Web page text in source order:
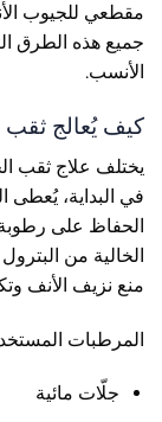
مقطعي للجيوب
جميع هذه الطرق
الأنسب.
كيف يُعالج ثقب
يختلف علاج ثقب
في البداية، يُعطى
الحفاظ على رطوبة
الخالية من
منع نزيف الأنف
المرطبات
جلّات مائية